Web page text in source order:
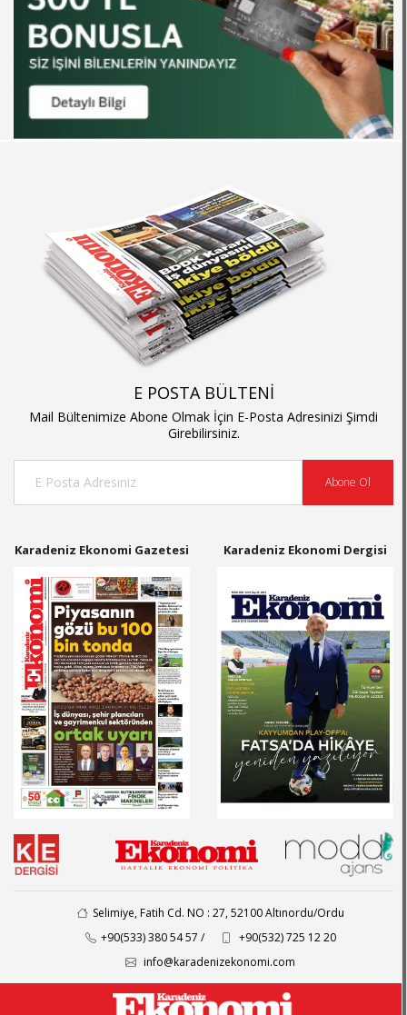
E POSTA BÜLTENİ
Mail Bültenimize Abone Olmak İçin E-Posta Adresinizi Şimdi
Girebilirsiniz.
Abone Ol
Karadeniz Ekonomi Gazetesi Karadeniz Ekonomi Dergisi
Selimiye, Fatih Cd. NO : 27, 52100 Altınordu/Ordu
+90(533) 380 54 57 /
+90(532) 725 12 20
info@karadenizekonomi.com